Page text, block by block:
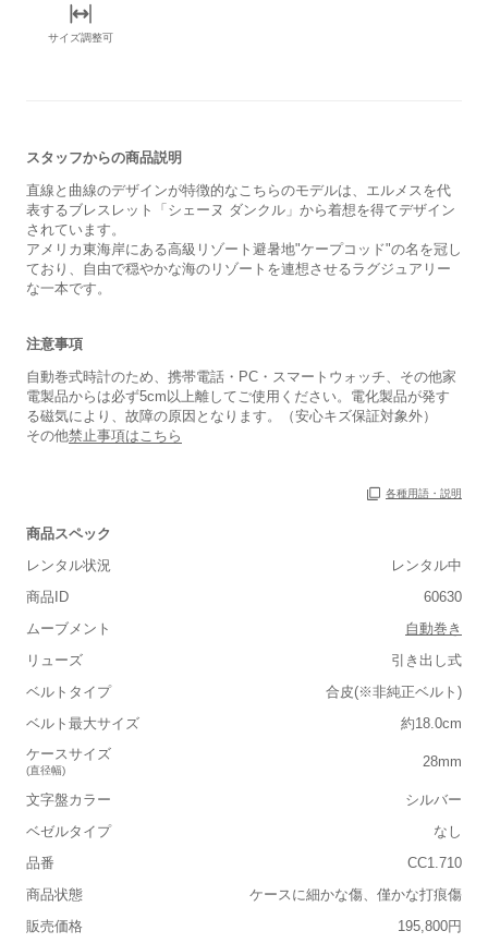
サイズ調整可
スタッフからの商品説明
直線と曲線のデザインが特徴的なこちらのモデルは、エルメスを代
表するブレスレット「シェーヌ ダンクル」から着想を得てデザイン
されています。
アメリカ東海岸にある高級リゾート避暑地"ケープコッド"の名を冠し
ており、自由で穏やかな海のリゾートを連想させるラグジュアリー
な一本です。
注意事項
自動巻式時計のため、携帯電話・PC・スマートウォッチ、その他家
電製品からは必ず5cm以上離してご使用ください。電化製品が発す
る磁気により、故障の原因となります。（安心キズ保証対象外）
その他禁止事項はこちら
各種用語・説明
商品スペック
レンタル状況
レンタル中
商品ID
60630
ムーブメント
自動巻き
リューズ
引き出し式
ベルトタイプ
合皮(※非純正ベルト)
ベルト最大サイズ
約18.0cm
ケースサイズ
(直径幅)
28mm
文字盤カラー
シルバー
ベゼルタイプ
なし
品番
CC1.710
商品状態
ケースに細かな傷、僅かな打痕傷
販売価格
195,800円
保証書
箱
なし
■重さ(ベルト込み)
■ケースの大きさ
小さい 大きい
■装飾感